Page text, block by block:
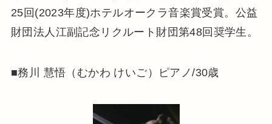
25回(2023年度)ホテルオークラ音楽賞受賞。公益
財団法人江副記念リクルート財団第48回奨学生。
■務川 慧悟（むかわ けいご）ピアノ/30歳